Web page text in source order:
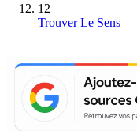
12
Trouver Le Sens